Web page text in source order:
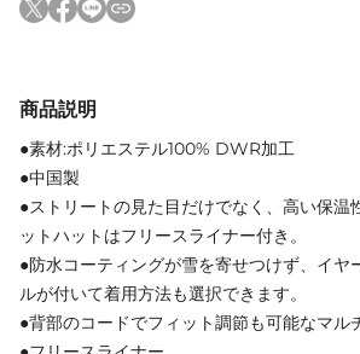
商品説明
●素材:ポリエステル100% DWR加工
●中国製
●ストリートの見た目だけでなく、高い保温
ットハットはフリースライナー付き。
●防水コーティングが雪を寄せつけず、イヤ
ルが付いて着用方法も選択できます。
●背部のコードでフィット調節も可能なマル